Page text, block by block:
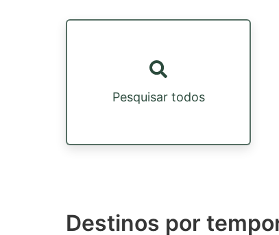
Pesquisar todos
Destinos por